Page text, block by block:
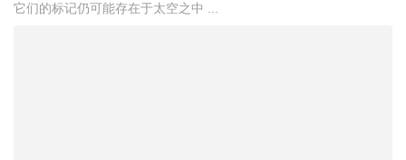
它们的标记仍可能存在于太空之中 ...